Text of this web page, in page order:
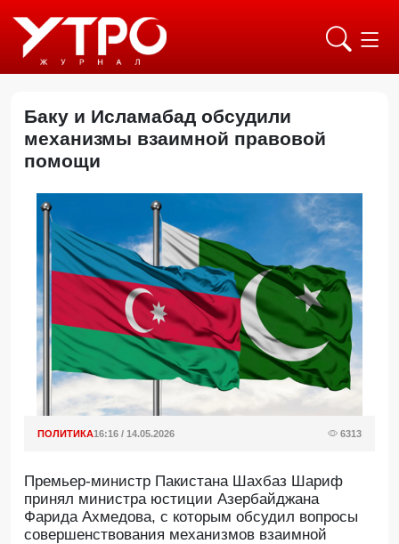
Баку и Исламабад обсудили
механизмы взаимной правовой
помощи
ПОЛИТИКА16:16 / 14.05.2026 6313
Премьер-министр Пакистана Шахбаз Шариф
принял министра юстиции Азербайджана
Фарида Ахмедова, с которым обсудил вопросы
совершенствования механизмов взаимной